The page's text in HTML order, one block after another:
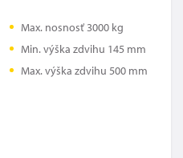
Max. nosnosť 3000 kg
Min. výška zdvihu 145 mm
Max. výška zdvihu 500 mm